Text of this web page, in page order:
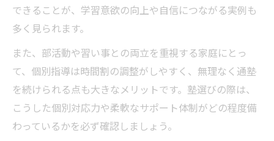
太田市の塾が提供する学習環境の魅力
塾選びで重視されるサポート体制を解説
学習塾の指導力と家庭の両立を考えるコツ
太田市で選ばれる塾の安心ポイントとは
中学生・小学生も安心の塾を見極めるコツ
塾で安心できるサポート体制の見分け方
小学生・中学生向け塾の特徴と比較方法
できることが、学習意欲の向上や自信につながる実例も
多く見られます。
また、部活動や習い事との両立を重視する家庭にとっ
て、個別指導は時間割の調整がしやすく、無理なく通塾
を続けられる点も大きなメリットです。塾選びの際は、
こうした個別対応力や柔軟なサポート体制がどの程度備
わっているかを必ず確認しましょう。